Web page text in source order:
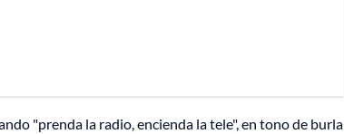
"prenda la radio, encienda la tele", en tono de burla